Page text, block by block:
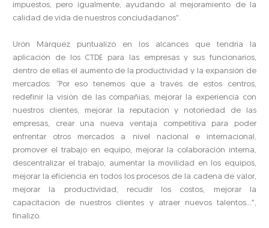
impuestos, pero igualmente, ayudando al mejoramiento de la
calidad de vida de nuestros conciudadanos”.
Urón Márquez puntualizó en los alcances que tendría la
aplicación de los CTDE para las empresas y sus funcionarios,
dentro de ellas el aumento de la productividad y la expansión de
mercados: “Por eso tenemos que a través de estos centros,
redefinir la visión de las compañías, mejorar la experiencia con
nuestros clientes, mejorar la reputación y notoriedad de las
empresas, crear una nueva ventaja competitiva para poder
enfrentar otros mercados a nivel nacional e internacional,
promover el trabajo en equipo, mejorar la colaboración interna,
descentralizar el trabajo, aumentar la movilidad en los equipos,
mejorar la eficiencia en todos los procesos de la cadena de valor,
mejorar la productividad, recudir los costos, mejorar la
capacitación de nuestros clientes y atraer nuevos talentos…”,
finalizó.